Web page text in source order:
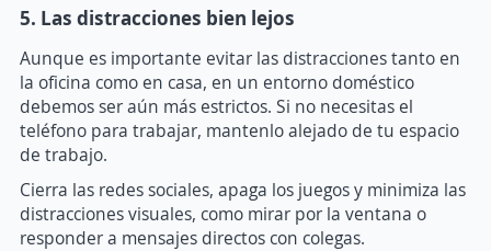
5. Las distracciones bien lejos
Aunque es importante evitar las distracciones tanto en
la oficina como en casa, en un entorno doméstico
debemos ser aún más estrictos. Si no necesitas el
teléfono para trabajar, mantenlo alejado de tu espacio
de trabajo.
Cierra las redes sociales, apaga los juegos y minimiza las
distracciones visuales, como mirar por la ventana o
responder a mensajes directos con colegas.